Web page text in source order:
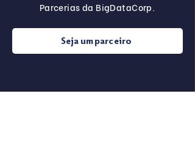
Parcerias da BigDataCorp.
Seja um parceiro